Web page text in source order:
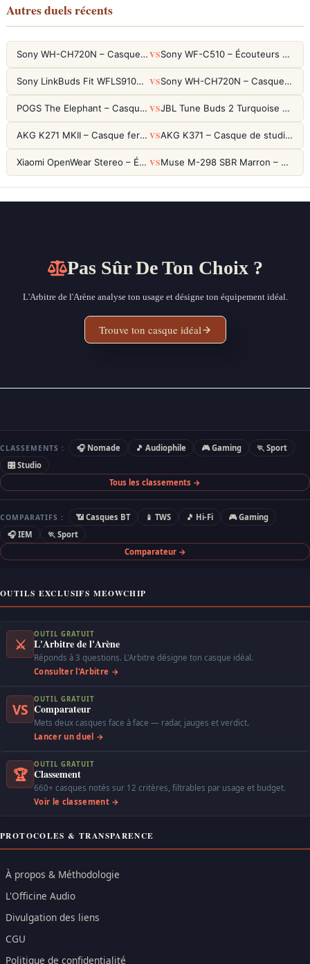
Autres duels récents
Sony WH-CH720N – Casque ANC 35h, Ultra-léger (192g) avec Processeur V1 VS Sony WF-C510 – Écouteurs True Wireless compacts, autonomie 22h et multipoint
Sony LinkBuds Fit WFLS910NW Blanc – Écouteurs Sport Ailes ANC VS Sony WH-CH720N – Casque ANC 35h, Ultra-léger (192g) avec Processeur V1
POGS The Elephant – Casque Filaire Enfants 85dB POGS-Safe™ (Éco-Responsable) VS JBL Tune Buds 2 Turquoise – Écouteurs True Wireless avec ANC et autonomie 48h
AKG K271 MKII – Casque fermé studio fiable pour une écoute neutre VS AKG K371 – Casque de studio fermé 50mm titane, réponse 5Hz-50kHz
Xiaomi OpenWear Stereo – Écouteurs Open-Ear Hi-Res avec réduction de fuite sonore VS Muse M-298 SBR Marron – Casque Bluetooth ANC avec 66h d'autonomie
Pas Sûr De Ton Choix ?
L'Arbitre de l'Arène analyse ton usage et désigne ton équipement idéal.
Trouve ton casque idéal
CLASSEMENTS : 🎧 Nomade 🎵 Audiophile 🎮 Gaming
🏃 Sport
🎛 Studio
Tous les classements →
COMPARATIFS : 📶 Casques BT 📱 TWS 🎵 Hi-Fi
🎮 Gaming
🎧 IEM
🏃 Sport
Comparateur →
OUTILS EXCLUSIFS MEOWCHIP
⚔
OUTIL GRATUIT
L'Arbitre de l'Arène
Réponds à 3 questions. L'Arbitre désigne ton casque idéal.
Consulter l'Arbitre →
VS
OUTIL GRATUIT
Comparateur
Mets deux casques face à face — radar, jauges et verdict.
Lancer un duel →
🏆
OUTIL GRATUIT
Classement
660+ casques notés sur 12 critères, filtrables par usage et budget.
Voir le classement →
PROTOCOLES & TRANSPARENCE
À propos & Méthodologie
L'Officine Audio
Divulgation des liens
CGU
Politique de confidentialité